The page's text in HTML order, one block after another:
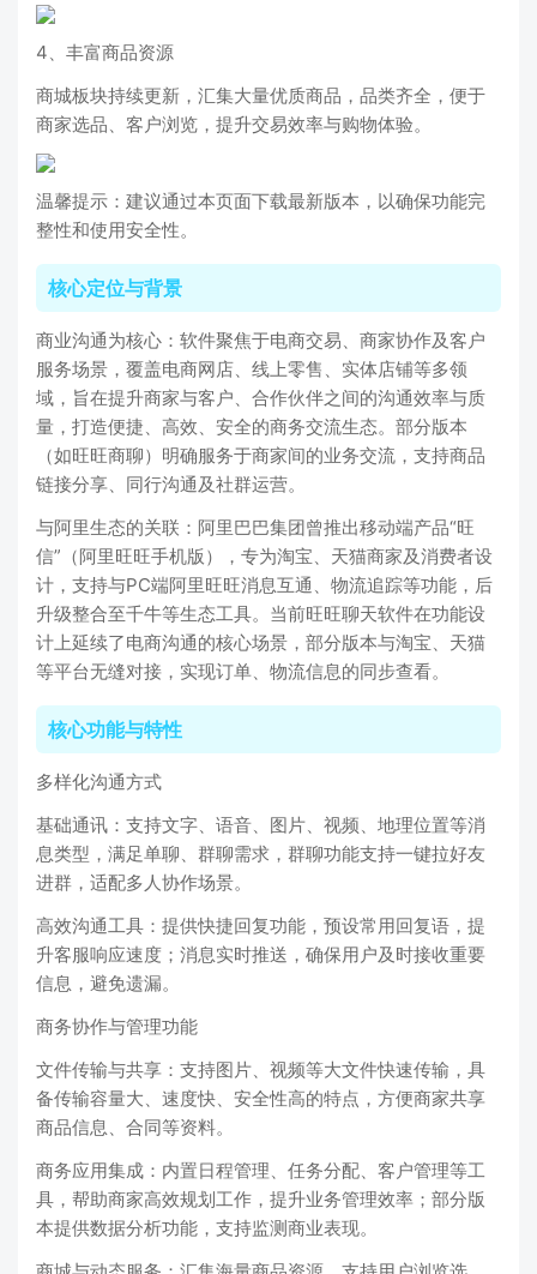
4、丰富商品资源
商城板块持续更新，汇集大量优质商品，品类齐全，便于
商家选品、客户浏览，提升交易效率与购物体验。
温馨提示：建议通过本页面下载最新版本，以确保功能完
整性和使用安全性。
核心定位与背景
商业沟通为核心：软件聚焦于电商交易、商家协作及客户
服务场景，覆盖电商网店、线上零售、实体店铺等多领
域，旨在提升商家与客户、合作伙伴之间的沟通效率与质
量，打造便捷、高效、安全的商务交流生态。部分版本
（如旺旺商聊）明确服务于商家间的业务交流，支持商品
链接分享、同行沟通及社群运营。
与阿里生态的关联：阿里巴巴集团曾推出移动端产品“旺
信”（阿里旺旺手机版），专为淘宝、天猫商家及消费者设
计，支持与PC端阿里旺旺消息互通、物流追踪等功能，后
升级整合至千牛等生态工具。当前旺旺聊天软件在功能设
计上延续了电商沟通的核心场景，部分版本与淘宝、天猫
等平台无缝对接，实现订单、物流信息的同步查看。
核心功能与特性
多样化沟通方式
基础通讯：支持文字、语音、图片、视频、地理位置等消
息类型，满足单聊、群聊需求，群聊功能支持一键拉好友
进群，适配多人协作场景。
高效沟通工具：提供快捷回复功能，预设常用回复语，提
升客服响应速度；消息实时推送，确保用户及时接收重要
信息，避免遗漏。
商务协作与管理功能
文件传输与共享：支持图片、视频等大文件快速传输，具
备传输容量大、速度快、安全性高的特点，方便商家共享
商品信息、合同等资料。
商务应用集成：内置日程管理、任务分配、客户管理等工
具，帮助商家高效规划工作，提升业务管理效率；部分版
本提供数据分析功能，支持监测商业表现。